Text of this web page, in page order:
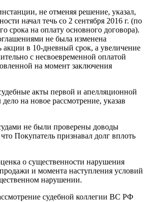
не отменяя решение, указал,
начал течь со 2 сентября 2016 г. (по
срока на оплату основного договора).
не была изменена
акции в 10-дневный срок, а увеличение
с несвоевременной оплатой
на момент заключения
акты первой и апелляционной
на новое рассмотрение, указав
не были проверены доводы
Покупатель признавал долг вплоть
о существенности нарушения
и момента наступления условий
нарушении.
судебной коллегии ВС РФ